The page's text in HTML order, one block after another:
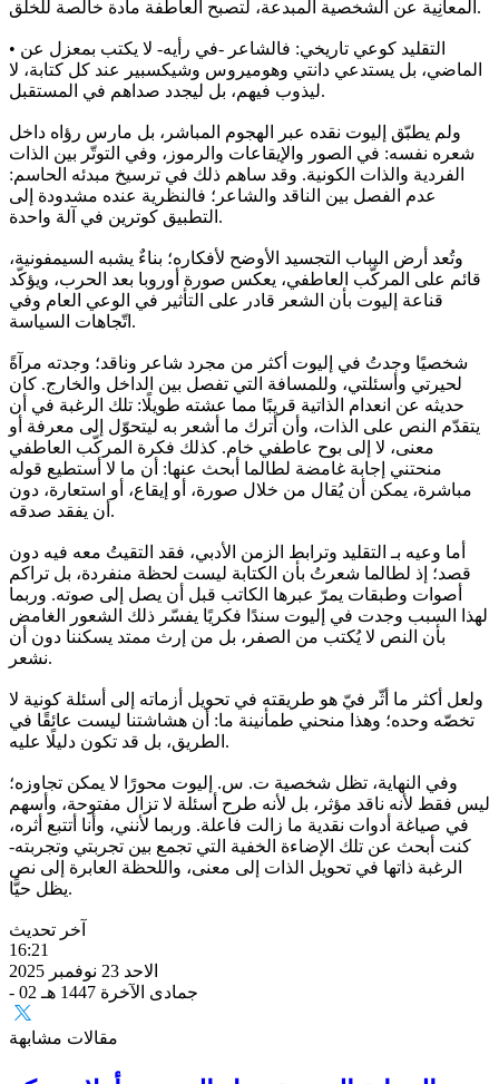
المعانِية عن الشخصية المبدعة، لتصبح العاطفة مادة خالصة للخلق.
• التقليد كوعي تاريخي: فالشاعر -في رأيه- لا يكتب بمعزل عن
الماضي، بل يستدعي دانتي وهوميروس وشيكسبير عند كل كتابة، لا
ليذوب فيهم، بل ليجدد صداهم في المستقبل.
ولم يطبّق إليوت نقده عبر الهجوم المباشر، بل مارس رؤاه داخل
شعره نفسه: في الصور والإيقاعات والرموز، وفي التوتّر بين الذات
الفردية والذات الكونية. وقد ساهم ذلك في ترسيخ مبدئه الحاسم:
عدم الفصل بين الناقد والشاعر؛ فالنظرية عنده مشدودة إلى
التطبيق كوترين في آلة واحدة.
وتُعد أرض اليباب التجسيد الأوضح لأفكاره؛ بناءٌ يشبه السيمفونية،
قائم على المركّب العاطفي، يعكس صورة أوروبا بعد الحرب، ويؤكّد
قناعة إليوت بأن الشعر قادر على التأثير في الوعي العام وفي
اتّجاهات السياسة.
شخصيًا وجدتُ في إليوت أكثر من مجرد شاعر وناقد؛ وجدته مرآةً
لحيرتي وأسئلتي، وللمسافة التي تفصل بين الداخل والخارج. كان
حديثه عن انعدام الذاتية قريبًا مما عشته طويلًا: تلك الرغبة في أن
يتقدّم النص على الذات، وأن أترك ما أشعر به ليتحوّل إلى معرفة أو
معنى، لا إلى بوح عاطفي خام. كذلك فكرة المركّب العاطفي
منحتني إجابة غامضة لطالما أبحث عنها: أن ما لا أستطيع قوله
مباشرة، يمكن أن يُقال من خلال صورة، أو إيقاع، أو استعارة، دون
أن يفقد صدقه.
أما وعيه بـ التقليد وترابط الزمن الأدبي، فقد التقيتُ معه فيه دون
قصد؛ إذ لطالما شعرتُ بأن الكتابة ليست لحظة منفردة، بل تراكم
أصوات وطبقات يمرّ عبرها الكاتب قبل أن يصل إلى صوته. وربما
لهذا السبب وجدت في إليوت سندًا فكريًا يفسّر ذلك الشعور الغامض
بأن النص لا يُكتب من الصفر، بل من إرث ممتد يسكننا دون أن
نشعر.
ولعل أكثر ما أثّر فيّ هو طريقته في تحويل أزماته إلى أسئلة كونية لا
تخصّه وحده؛ وهذا منحني طمأنينة ما: أن هشاشتنا ليست عائقًا في
الطريق، بل قد تكون دليلًا عليه.
وفي النهاية، تظل شخصية ت. س. إليوت محورًا لا يمكن تجاوزه؛
ليس فقط لأنه ناقد مؤثر، بل لأنه طرح أسئلة لا تزال مفتوحة، وأسهم
في صياغة أدوات نقدية ما زالت فاعلة. وربما لأنني، وأنا أتتبع أثره،
كنت أبحث عن تلك الإضاءة الخفية التي تجمع بين تجربتي وتجربته-
الرغبة ذاتها في تحويل الذات إلى معنى، واللحظة العابرة إلى نص
يظل حيًّا.
آخر تحديث
16:21
الاحد 23 نوفمبر 2025
- 02 جمادى الآخرة 1447 هـ
مقالات مشابهة